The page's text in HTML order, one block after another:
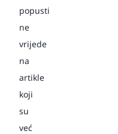
popusti
ne
vrijede
na
artikle
koji
su
već